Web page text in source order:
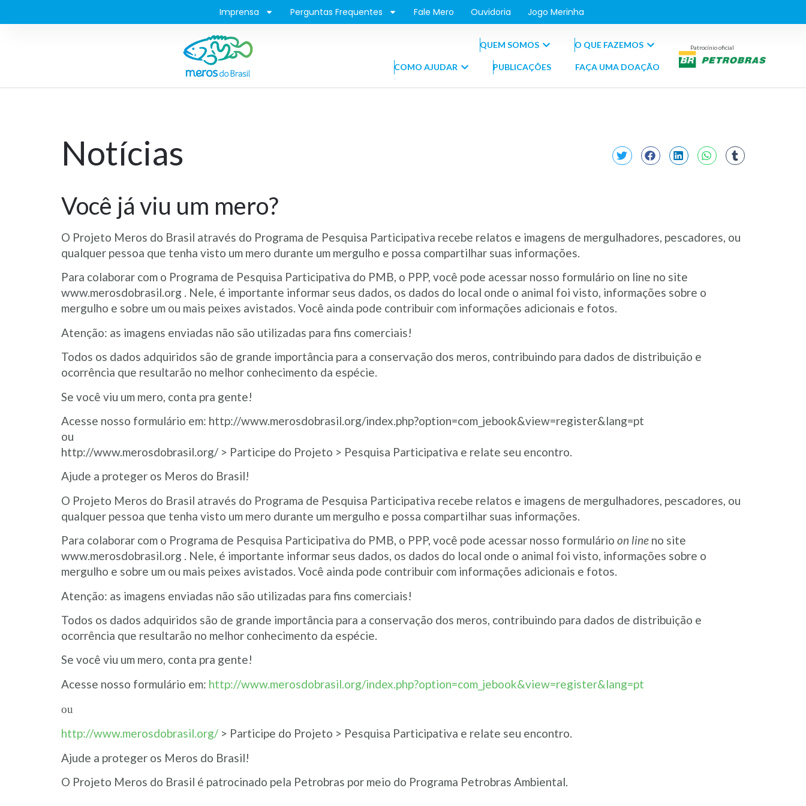
Imprensa Perguntas Frequentes Fale Mero Ouvidoria Jogo Merinha
QUEM SOMOS O QUE FAZEMOS
COMO AJUDAR PUBLICAÇÕES FAÇA UMA DOAÇÃO
Patrocínio oficial
Notícias
Você já viu um mero?
O Projeto Meros do Brasil através do Programa de Pesquisa Participativa recebe relatos e imagens de mergulhadores, pescadores, ou
qualquer pessoa que tenha visto um mero durante um mergulho e possa compartilhar suas informações.
Para colaborar com o Programa de Pesquisa Participativa do PMB, o PPP, você pode acessar nosso formulário on line no site
www.merosdobrasil.org . Nele, é importante informar seus dados, os dados do local onde o animal foi visto, informações sobre o
mergulho e sobre um ou mais peixes avistados. Você ainda pode contribuir com informações adicionais e fotos.
Atenção: as imagens enviadas não são utilizadas para fins comerciais!
Todos os dados adquiridos são de grande importância para a conservação dos meros, contribuindo para dados de distribuição e
ocorrência que resultarão no melhor conhecimento da espécie.
Se você viu um mero, conta pra gente!
Acesse nosso formulário em: http://www.merosdobrasil.org/index.php?option=com_jebook&view=register&lang=pt
ou
http://www.merosdobrasil.org/ > Participe do Projeto > Pesquisa Participativa e relate seu encontro.
Ajude a proteger os Meros do Brasil!
O Projeto Meros do Brasil através do Programa de Pesquisa Participativa recebe relatos e imagens de mergulhadores, pescadores, ou
qualquer pessoa que tenha visto um mero durante um mergulho e possa compartilhar suas informações.
Para colaborar com o Programa de Pesquisa Participativa do PMB, o PPP, você pode acessar nosso formulário on line no site
www.merosdobrasil.org . Nele, é importante informar seus dados, os dados do local onde o animal foi visto, informações sobre o
mergulho e sobre um ou mais peixes avistados. Você ainda pode contribuir com informações adicionais e fotos.
Atenção: as imagens enviadas não são utilizadas para fins comerciais!
Todos os dados adquiridos são de grande importância para a conservação dos meros, contribuindo para dados de distribuição e
ocorrência que resultarão no melhor conhecimento da espécie.
Se você viu um mero, conta pra gente!
Acesse nosso formulário em: http://www.merosdobrasil.org/index.php?option=com_jebook&view=register&lang=pt
ou
http://www.merosdobrasil.org/ > Participe do Projeto > Pesquisa Participativa e relate seu encontro.
Ajude a proteger os Meros do Brasil!
O Projeto Meros do Brasil é patrocinado pela Petrobras por meio do Programa Petrobras Ambiental.